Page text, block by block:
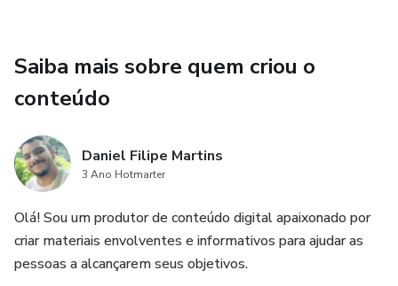
COMO ACESSAR O CONTEÚDO?
01- abrir o arquivo PDF em Anexo
02 - Clicar no Botão "COMEÇAR"
03 - Acessar a pasta compartilhada
04 - Baixar as atividades e imprimir quando quiser
Saiba mais sobre quem criou o
conteúdo
Daniel Filipe Martins
3 Ano Hotmarter
Olá! Sou um produtor de conteúdo digital apaixonado por
criar materiais envolventes e informativos para ajudar as
pessoas a alcançarem seus objetivos.